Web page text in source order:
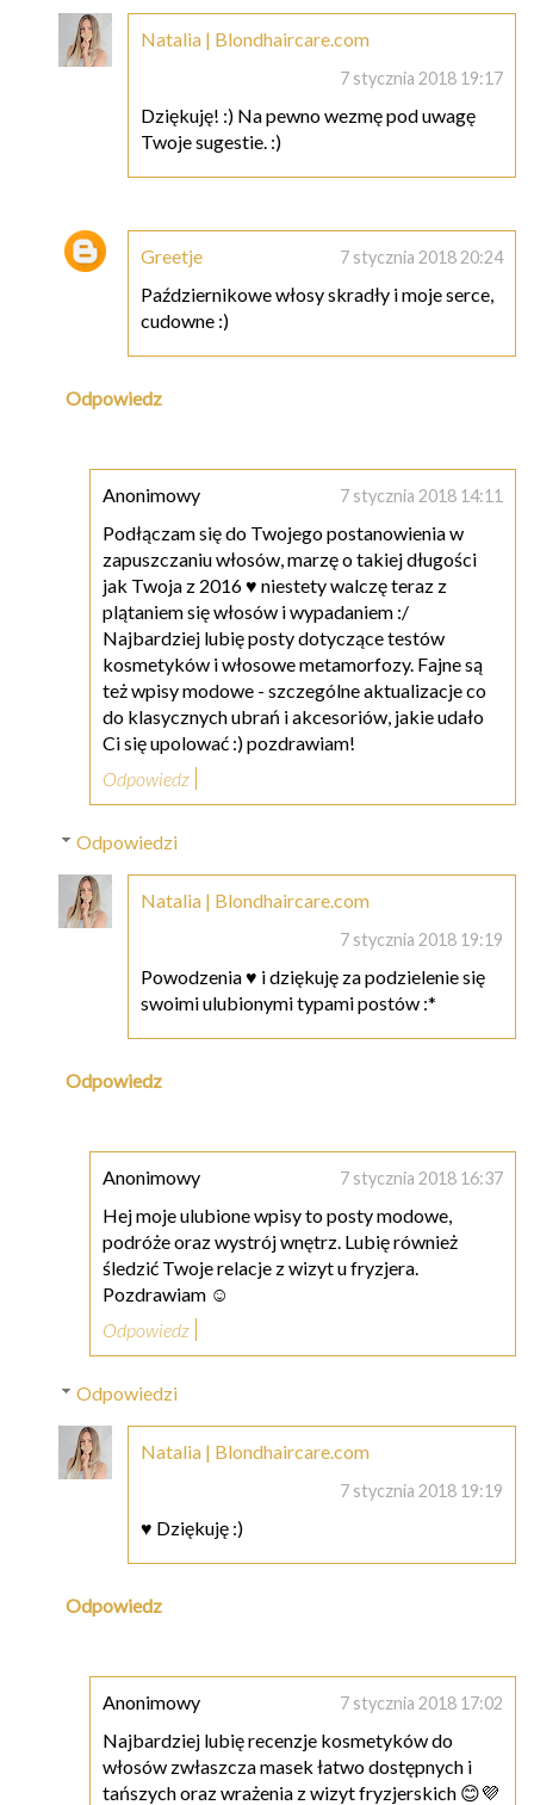
Natalia | Blondhaircare.com
7 stycznia 2018 19:17
Dziękuję! :) Na pewno wezmę pod uwagę
Twoje sugestie. :)
Greetje 7 stycznia 2018 20:24
Październikowe włosy skradły i moje serce,
cudowne :)
Odpowiedz
Anonimowy 7 stycznia 2018 14:11
Podłączam się do Twojego postanowienia w
zapuszczaniu włosów, marzę o takiej długości
jak Twoja z 2016 ♥ niestety walczę teraz z
plątaniem się włosów i wypadaniem :/
Najbardziej lubię posty dotyczące testów
kosmetyków i włosowe metamorfozy. Fajne są
też wpisy modowe - szczególne aktualizacje co
do klasycznych ubrań i akcesoriów, jakie udało
Ci się upolować :) pozdrawiam!
Odpowiedz
Odpowiedzi
Natalia | Blondhaircare.com
7 stycznia 2018 19:19
Powodzenia ♥ i dziękuję za podzielenie się
swoimi ulubionymi typami postów :*
Odpowiedz
Anonimowy 7 stycznia 2018 16:37
Hej moje ulubione wpisy to posty modowe,
podróże oraz wystrój wnętrz. Lubię również
śledzić Twoje relacje z wizyt u fryzjera.
Pozdrawiam ☺️
Odpowiedz
Odpowiedzi
Natalia | Blondhaircare.com
7 stycznia 2018 19:19
♥ Dziękuję :)
Odpowiedz
Anonimowy 7 stycznia 2018 17:02
Najbardziej lubię recenzje kosmetyków do
włosów zwłaszcza masek łatwo dostępnych i
tańszych oraz wrażenia z wizyt fryzjerskich 😊💜